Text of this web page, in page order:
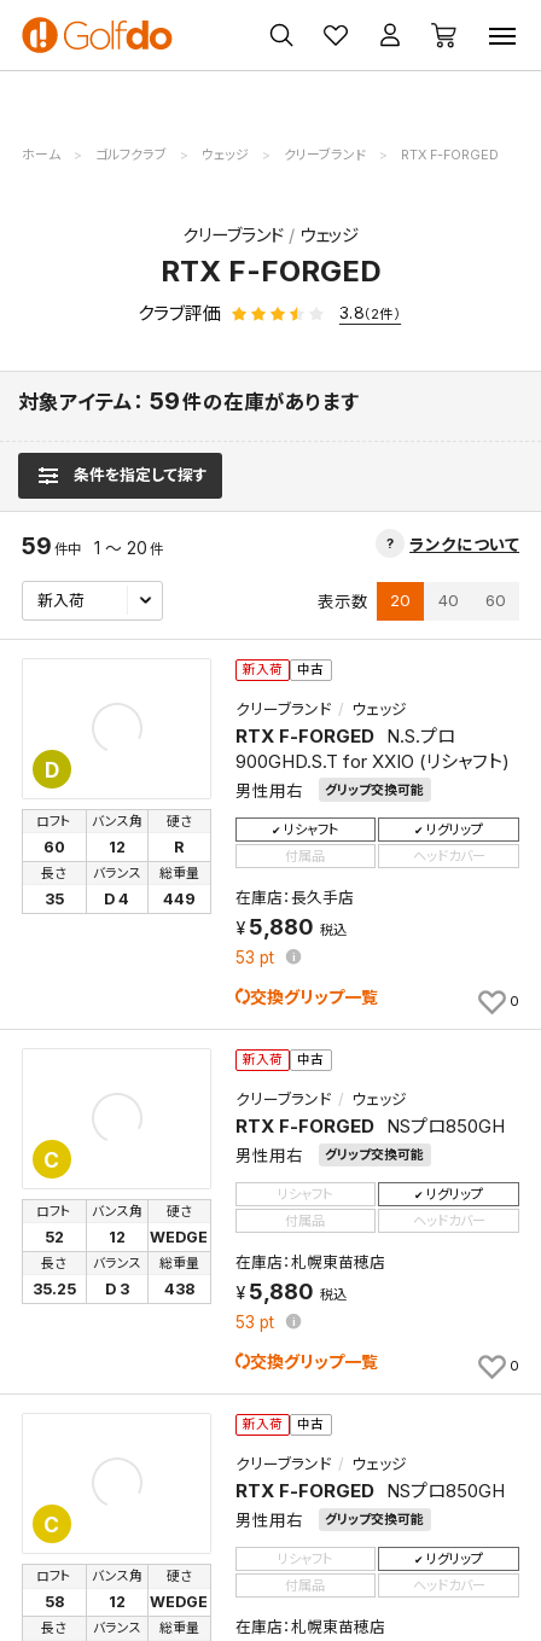
ゴルフ
クラブ
ゴルフ用品
買取
無料査定
クーポン
一覧
ホーム ゴルフクラブ ウェッジ クリーブランド RTX F-FORGED
クリーブランド ウェッジ
RTX F-FORGED
クラブ評価 3.8（2件）
対象アイテム： 59件の在庫があります
条件を指定して探す
ランクについて
59 件中 1 ～ 20 件
表示数 20 40 60
D
新入荷 中古
クリーブランド ウェッジ
RTX F-FORGED
N.S.プロ
900GHD.S.T for XXIO (リシャフト)
男性用右 グリップ交換可能
ロフト
60
バンス角
12
硬さ
R
長さ
35
バランス
D 4
総重量
449
リシャフト
リグリップ
付属品
ヘッドカバー
在庫店：長久手店
5,880 税込
53 pt
交換グリップ一覧 0
C
新入荷 中古
クリーブランド ウェッジ
RTX F-FORGED NSプロ850GH
男性用右 グリップ交換可能
ロフト
52
バンス角
12
硬さ
WEDGE
長さ
35.25
バランス
D 3
総重量
438
リシャフト
リグリップ
付属品
ヘッドカバー
在庫店：札幌東苗穂店
5,880 税込
53 pt
交換グリップ一覧 0
C
新入荷 中古
クリーブランド ウェッジ
RTX F-FORGED NSプロ850GH
男性用右 グリップ交換可能
ロフト
58
バンス角
12
硬さ
WEDGE
長さ バランス 総重量
リシャフト
リグリップ
付属品
ヘッドカバー
在庫店：札幌東苗穂店